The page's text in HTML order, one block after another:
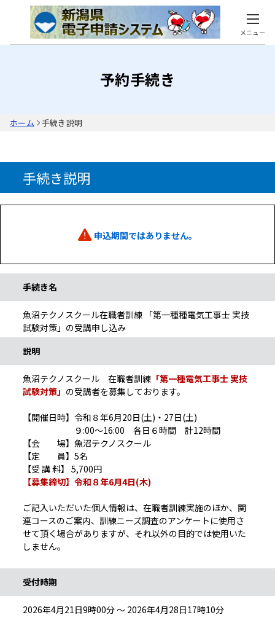
メニュー
予約手続き
ホーム 手続き説明
手続き説明
申込期間ではありません。
手続き名
魚沼テクノスクール在職者訓練 「第一種種電気工事士 実技
試験対策」の受講申し込み
説明
魚沼テクノスクール 在職者訓練 「第一種電気工事士 実技
試験対策」 の受講者を募集しております。
【開催日時】令和８年6月20日(土)・27日(土)
９:00～16:00 各日６時間 計12時間
【会 場】魚沼テクノスクール
【定 員】5名
【受 講 料】 5,700円
【募集締切】令和８年6月4日(木)
ご記入いただいた個人情報は、在職者訓練実施のほか、関
連コースのご案内、訓練ニーズ調査のアンケートに使用さ
せて頂く場合がありますが、それ以外の目的では使用いた
しません。
受付時期
2026年4月21日9時00分 ～ 2026年4月28日17時10分